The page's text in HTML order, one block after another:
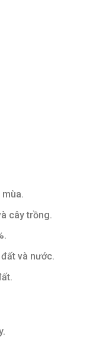
cây trồng.
và nước.